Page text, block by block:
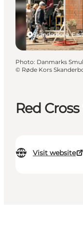
Red
Visit website
Skanderborg,
Photo: Danmarks
© Røde Kors